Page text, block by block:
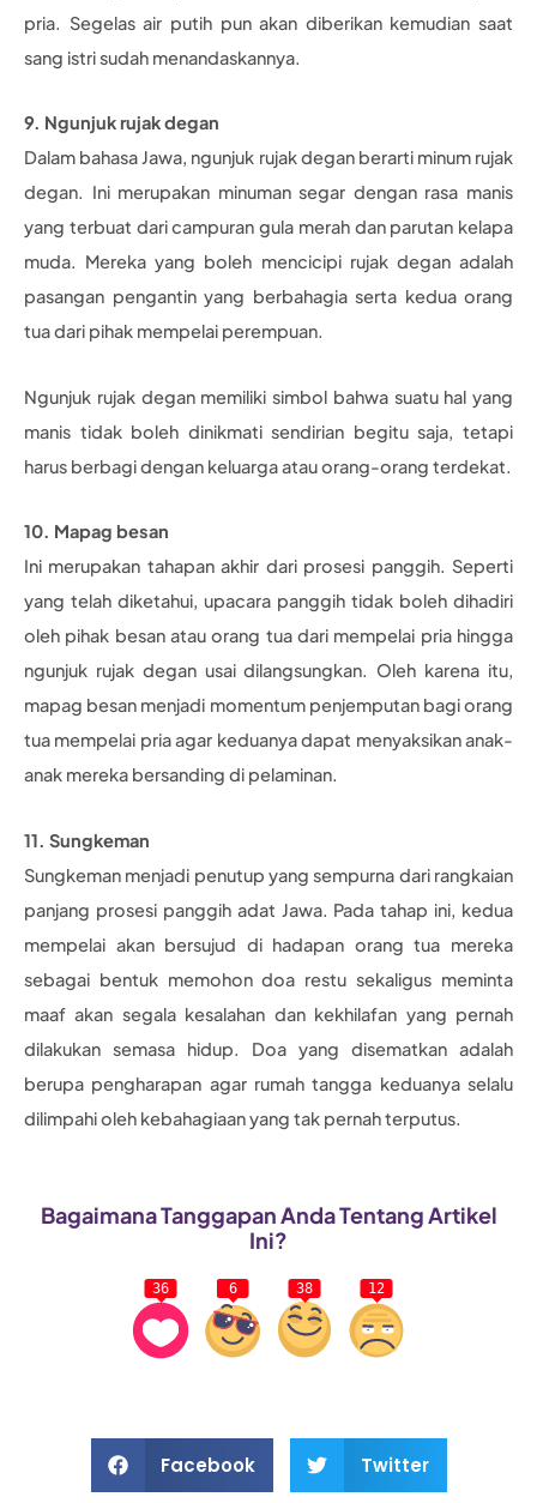
pria. Segelas air putih pun akan diberikan kemudian saat
sang istri sudah menandaskannya.
9. Ngunjuk rujak degan
Dalam bahasa Jawa, ngunjuk rujak degan berarti minum rujak
degan. Ini merupakan minuman segar dengan rasa manis
yang terbuat dari campuran gula merah dan parutan kelapa
muda. Mereka yang boleh mencicipi rujak degan adalah
pasangan pengantin yang berbahagia serta kedua orang
tua dari pihak mempelai perempuan.
Ngunjuk rujak degan memiliki simbol bahwa suatu hal yang
manis tidak boleh dinikmati sendirian begitu saja, tetapi
harus berbagi dengan keluarga atau orang-orang terdekat.
10. Mapag besan
Ini merupakan tahapan akhir dari prosesi panggih. Seperti
yang telah diketahui, upacara panggih tidak boleh dihadiri
oleh pihak besan atau orang tua dari mempelai pria hingga
ngunjuk rujak degan usai dilangsungkan. Oleh karena itu,
mapag besan menjadi momentum penjemputan bagi orang
tua mempelai pria agar keduanya dapat menyaksikan anak-
anak mereka bersanding di pelaminan.
11. Sungkeman
Sungkeman menjadi penutup yang sempurna dari rangkaian
panjang prosesi panggih adat Jawa. Pada tahap ini, kedua
mempelai akan bersujud di hadapan orang tua mereka
sebagai bentuk memohon doa restu sekaligus meminta
maaf akan segala kesalahan dan kekhilafan yang pernah
dilakukan semasa hidup. Doa yang disematkan adalah
berupa pengharapan agar rumah tangga keduanya selalu
dilimpahi oleh kebahagiaan yang tak pernah terputus.
Bagaimana Tanggapan Anda Tentang Artikel
Ini?
36 6 38 12
Facebook Twitter